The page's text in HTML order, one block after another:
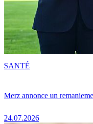
Merz annonce un
24.07.2026
SANTÉ